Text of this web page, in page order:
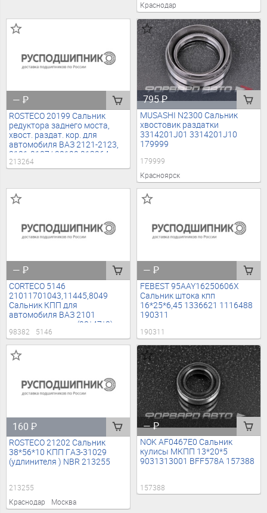
Краснодар
—₽
ROSTECO 20199 Сальник
редуктора заднего моста,
хвост. раздат. кор. для
автомобиля ВАЗ 2121-2123,
2101-2107/ 20199 213264
213264
795₽
MUSASHI N2300 Сальник
хвостовик раздатки
3314201J01 3314201J10
179999
179999
Красноярск
—₽
CORTECO 5146
21011701043,11445,8049
Сальник КПП для
автомобиля ВАЗ 2101
первичного вала (28*47*8)
98382
98382 5146
—₽
FEBEST 95AAY16250606X
Сальник штока кпп
16*25*6,45 1336621 1116488
190311
190311
160₽
ROSTECO 21202 Сальник
38*56*10 КПП ГАЗ-31029
(удлинителя ) NBR 213255
213255
Краснодар
Москва
—₽
NOK AF0467E0 Сальник
кулисы МКПП 13*20*5
9031313001 BFF578A 157388
157388